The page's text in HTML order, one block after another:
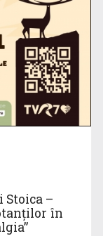
Stoica –
în